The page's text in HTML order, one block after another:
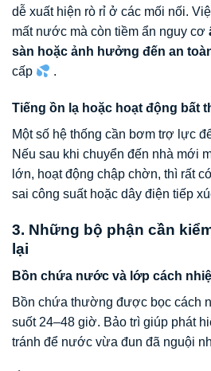
dễ xuất hiện rò rỉ ở các mối nối.
mất nước mà còn tiềm ẩn nguy cơ
sàn hoặc ảnh hưởng đến an
cấp
.
Tiếng ồn lạ hoặc hoạt động bất
Một số hệ thống cần bơm trợ lực
Nếu sau khi chuyển đến nhà mới
lớn, hoạt động chập chờn, thì rất
sai công suất hoặc dây điện tiếp
3. Những bộ phận cần
lại
Bồn chứa nước và lớp cách
Bồn chứa thường được bọc cách
suốt 24–48 giờ. Bảo trì giúp phát
tránh để nước vừa đun đã nguội